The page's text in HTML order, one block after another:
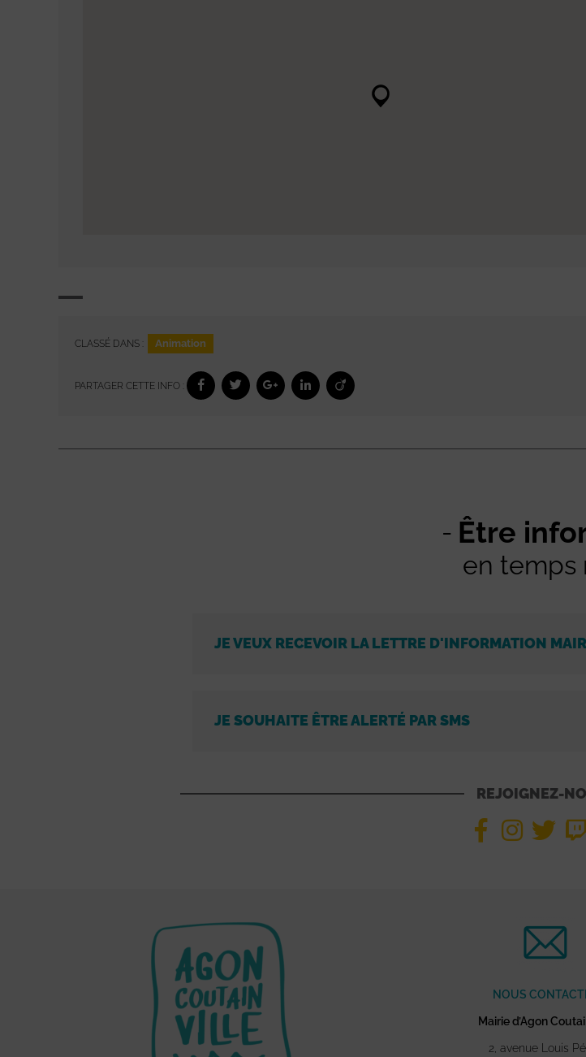
CLASSÉ DANS : Animation
PARTAGER CETTE INFO :
Être
en temps
JE VEUX RECEVOIR LA LETTRE D'INFORMATION
JE SOUHAITE ÊTRE ALERTÉ PAR SMS
REJOIGNEZ-
NOUS
Mairie d’Agon
2, avenue Louis